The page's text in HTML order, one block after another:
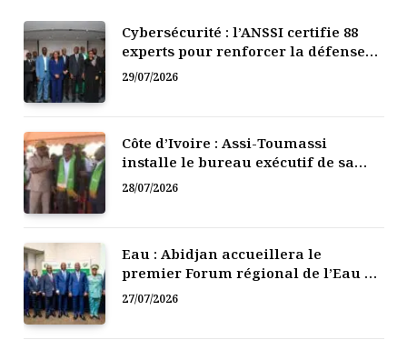
Cybersécurité : l’ANSSI certifie 88
experts pour renforcer la défense
numérique de la Côte d’Ivoire
29/07/2026
Côte d’Ivoire : Assi-Toumassi
installe le bureau exécutif de sa
mutuelle de développement
28/07/2026
Eau : Abidjan accueillera le
premier Forum régional de l’Eau de
l’Afrique de l’Ouest
27/07/2026